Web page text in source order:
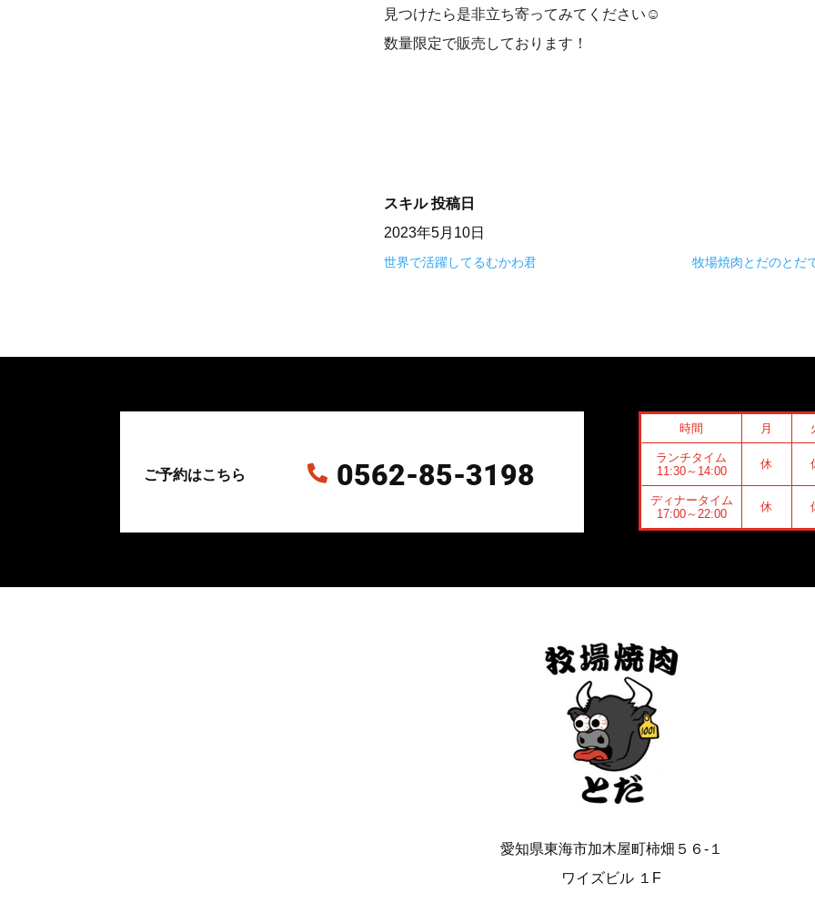
見つけたら是非立ち寄ってみてください☺️
数量限定で販売しております！
スキル 投稿日
2023年5月10日
世界で活躍してるむかわ君 牧場焼肉とだのとだ
ご予約はこちら  0562-85-3198
時間 月
ランチタイム
11:30～14:00
休
ディナータイム
17:00～22:00
休
愛知県東海市加木屋町柿畑５６-１
ワイズビル １F